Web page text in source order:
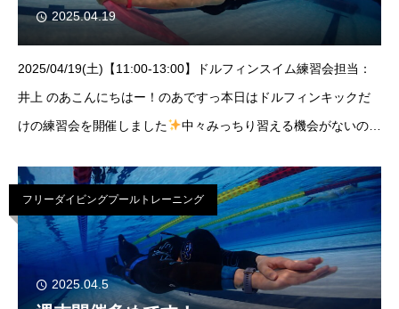
2025.04.19
2025/04/19(土)【11:00-13:00】ドルフィンスイム練習会担当：
井上 のあこんにちはー！のあですっ本日はドルフィンキックだ
けの練習会を開催しました
中々みっちり習える機会がないので
だアイツ！？」っ
フリーダイビングプールトレーニング
2025.04.5